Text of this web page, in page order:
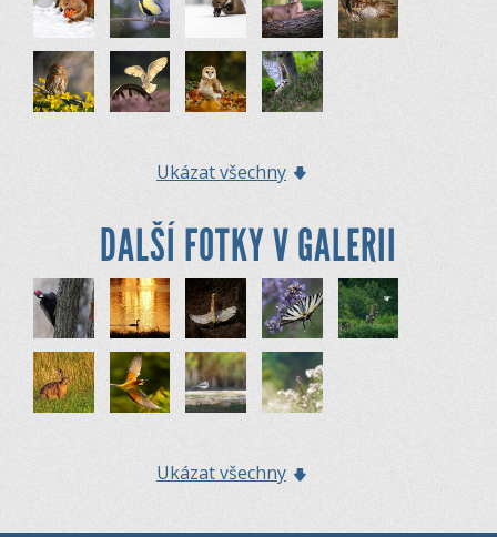
Ukázat všechny
DALŠÍ FOTKY V GALERII
Ukázat všechny